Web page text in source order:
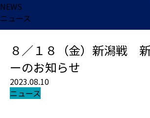
NEWS
ニュース
８／１８（金）新潟戦
ーのお知らせ
2023.08.10
ニュース